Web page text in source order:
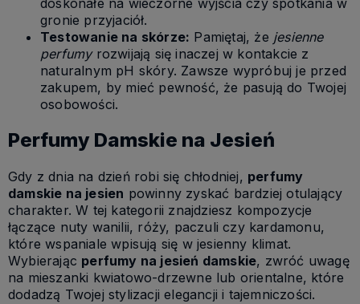
gronie przyjaciół.
Testowanie na skórze: Pamiętaj, że jesienne
perfumyrozwijają się inaczej w kontakcie z
naturalnym pH skóry. Zawsze wypróbuj je przed
zakupem, by mieć pewność, że pasują do Twojej
osobowości.
Perfumy Damskie na Jesień
Gdy z dnia na dzień robi się chłodniej, perfumy
damskie na jesien powinny zyskać bardziej otulający
charakter. W tej kategorii znajdziesz kompozycje
łączące nuty wanilii, róży, paczuli czy kardamonu,
które wspaniale wpisują się w jesienny klimat.
Wybierając perfumy na jesień damskie, zwróć uwagę
na mieszanki kwiatowo-drzewne lub orientalne, które
dodadzą Twojej stylizacji elegancji i tajemniczości.